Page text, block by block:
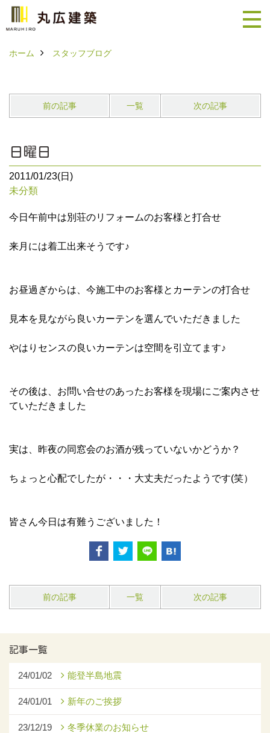
ホーム スタッフブログ
前の記事 一覧 次の記事
日曜日
2011/01/23(日)
未分類
今日午前中は別荘のリフォームのお客様と打合せ
来月には着工出来そうです♪
お昼過ぎからは、今施工中のお客様とカーテンの打合せ
見本を見ながら良いカーテンを選んでいただきました
やはりセンスの良いカーテンは空間を引立てます♪
その後は、お問い合せのあったお客様を現場にご案内させ
ていただきました
実は、昨夜の同窓会のお酒が残っていないかどうか？
ちょっと心配でしたが・・・大丈夫だったようです(笑）
皆さん今日は有難うございました！
前の記事 一覧 次の記事
記事一覧
24/01/02 能登半島地震
24/01/01 新年のご挨拶
23/12/19 冬季休業のお知らせ